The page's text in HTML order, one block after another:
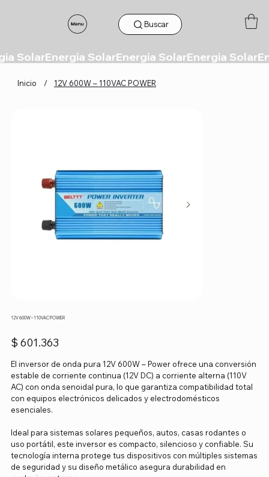
Buscar
Inicio / 12V 600W – 110VAC POWER
12V 600W – 110VAC POWER
Precio
$ 601.363
El inversor de onda pura 12V 600W – Power ofrece una conversión
estable de corriente continua (12V DC) a corriente alterna (110V
AC) con onda senoidal pura, lo que garantiza compatibilidad total
con equipos electrónicos delicados y electrodomésticos
esenciales.
Ideal para sistemas solares pequeños, autos, casas rodantes o
uso portátil, este inversor es compacto, silencioso y confiable. Su
tecnología interna protege tus dispositivos con múltiples sistemas
de seguridad y su diseño metálico asegura durabilidad en